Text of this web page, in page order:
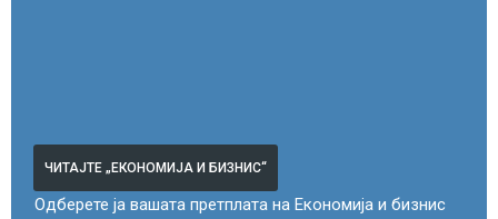
ЧИТАЈТЕ „ЕКОНОМИЈА И БИЗНИС“
Одберете ја вашата претплата на Економија и бизнис